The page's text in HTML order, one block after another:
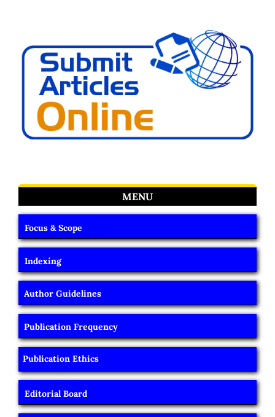
MENU
Focus & Scope
Indexing
Author Guidelines
Publication Frequency
Publication Ethics
Editorial Board